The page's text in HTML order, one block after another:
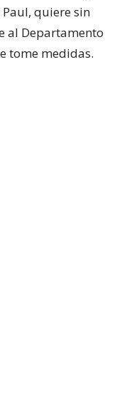
quiere sin
al Departamento
tome medidas.